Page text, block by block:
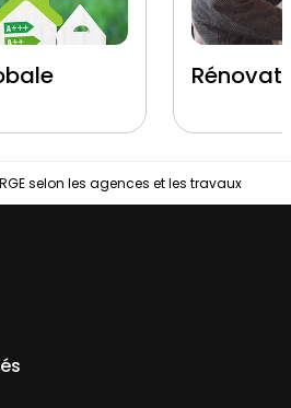
selon les agences et les travaux